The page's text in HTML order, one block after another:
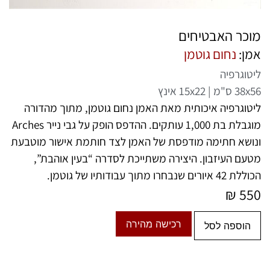
מוכר האבטיחים
אמן: נחום גוטמן
ליטוגרפיה
38x56 ס"מ | 15x22 אינץ
ליטוגרפיה איכותית מאת האמן נחום גוטמן, מתוך מהדורה
מוגבלת בת 1,000 עותקים. ההדפס הופק על גבי נייר Arches
ונושא חתימה מודפסת של האמן לצד חותמת אישור מוטבעת
מטעם העיזבון. היצירה משתייכת לסדרה “בעין אוהבת”,
הכוללת 42 איורים שנבחרו מתוך עבודותיו של גוטמן.
₪550
הוספה לסל רכישה מהירה